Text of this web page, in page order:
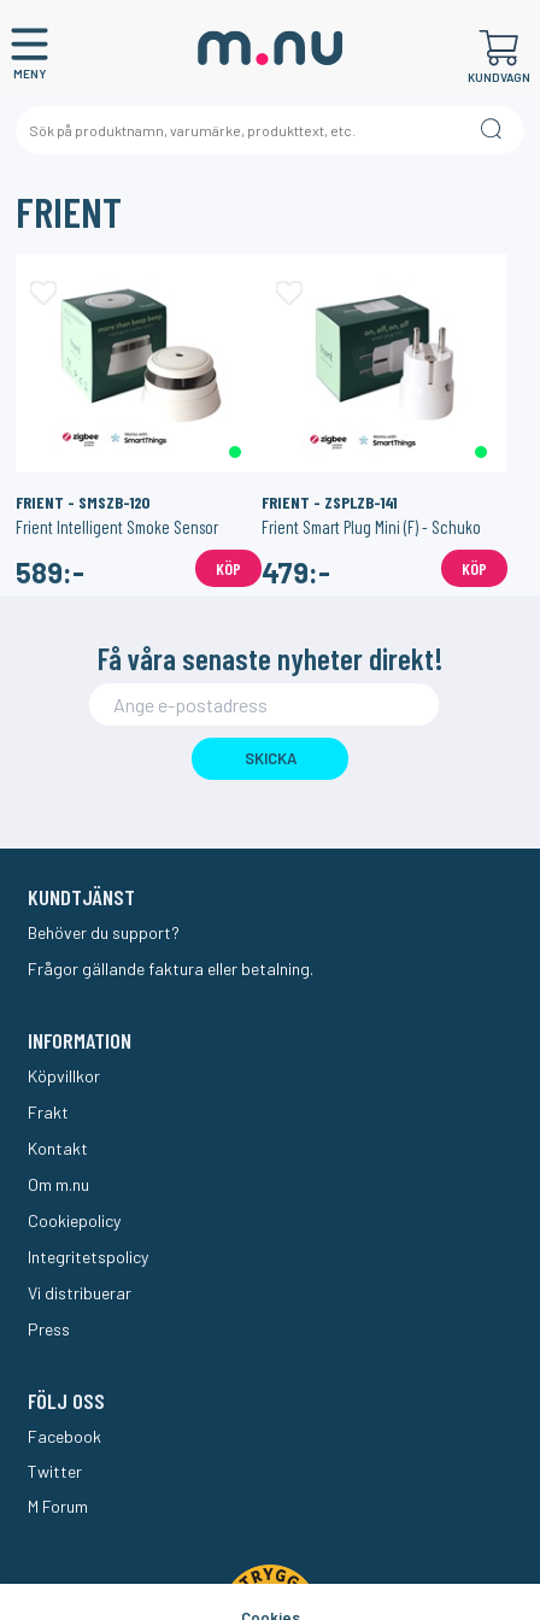
MENY KUNDVAGN
FRIENT
FRIENT - SMSZB-120
Frient Intelligent Smoke Sensor
589:- KÖP
FRIENT - ZSPLZB-141
Frient Smart Plug Mini (F) - Schuko
479:- KÖP
Få våra senaste nyheter direkt!
SKICKA
KUNDTJÄNST
Behöver du support?
Frågor gällande faktura eller betalning.
INFORMATION
Köpvillkor
Frakt
Kontakt
Om m.nu
Cookiepolicy
Integritetspolicy
Vi distribuerar
Press
FÖLJ OSS
Facebook
Twitter
M Forum